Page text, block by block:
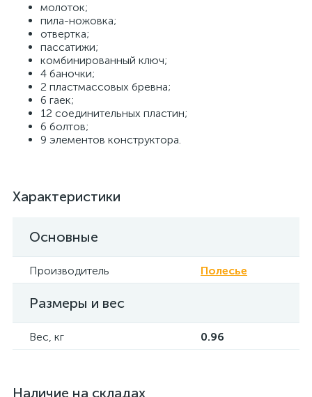
молоток;
пила-ножовка;
отвертка;
пассатижи;
комбинированный ключ;
4 баночки;
2 пластмассовых бревна;
6 гаек;
12 соединительных пластин;
6 болтов;
9 элементов конструктора.
Характеристики
Основные
Производитель Полесье
Размеры и вес
Вес, кг 0.96
Наличие на складах